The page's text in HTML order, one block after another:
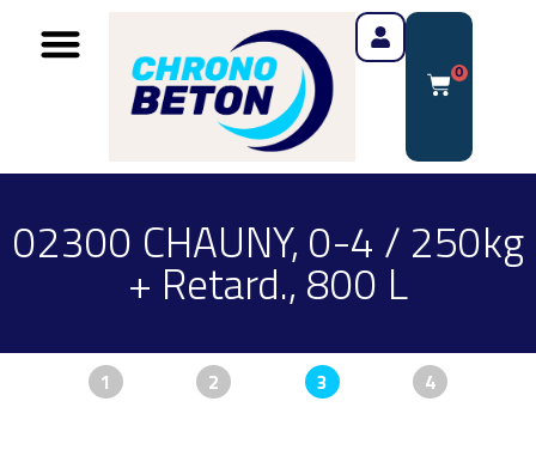
0
02300 CHAUNY, 0-4 / 250kg
+ Retard., 800 L
1 2 3 4